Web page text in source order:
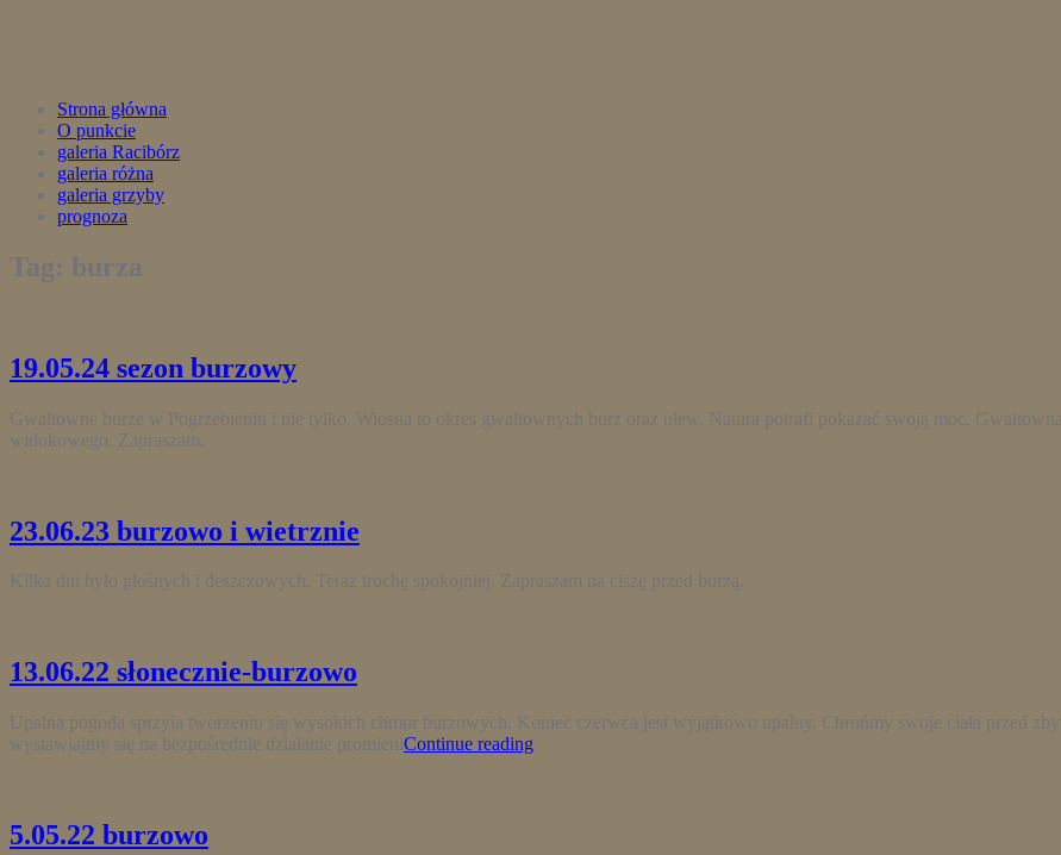
Strona główna
O punkcie
galeria Racibórz
galeria różna
galeria grzyby
prognoza
Tag: burza
19.05.24 sezon burzowy
Gwałtowne burze w Pogrzebieniu i nie tylko. Wiosna to okres gwałtownych burz oraz ulew. Natura potrafi pokazać swoją moc.
widokowego. Zapraszam.
23.06.23 burzowo i wietrznie
Kilka dni było głośnych i deszczowych. Teraz trochę spokojniej. Zapraszam na ciszę przed burzą.
13.06.22 słonecznie-burzowo
Upalna pogoda sprzyja tworzeniu się wysokich chmur burzowych. Koniec czerwca jest wyjątkowo upalny. Chrońmy swoje ciała przed
wystawiajmy się na bezpośrednie działanie promieniContinue reading
5.05.22 burzowo